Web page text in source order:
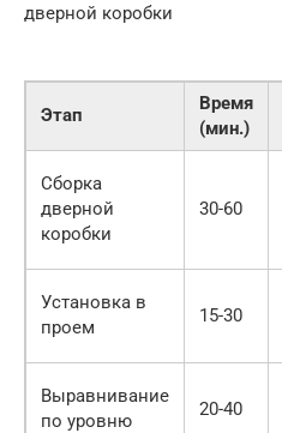
дверной коробки
Этап
Время
(мин.)
Сборка
дверной
коробки
30-60
Установка в
проем
15-30
Выравнивание
по уровню
20-40